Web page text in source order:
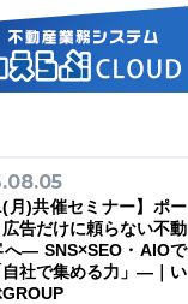
月)共催セミナー】ポー
告だけに頼らない不動
へ― SNS×SEO・AIOで
自社で集める力」―｜い